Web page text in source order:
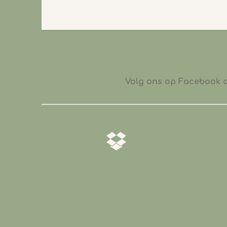
Volg ons op Facebook